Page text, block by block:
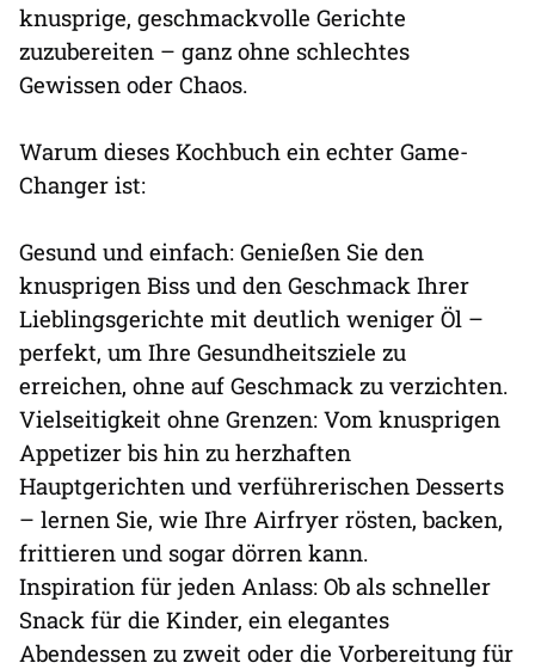
knusprige, geschmackvolle Gerichte
zuzubereiten – ganz ohne schlechtes
Gewissen oder Chaos.
Warum dieses Kochbuch ein echter Game-
Changer ist:
Gesund und einfach: Genießen Sie den
knusprigen Biss und den Geschmack Ihrer
Lieblingsgerichte mit deutlich weniger Öl –
perfekt, um Ihre Gesundheitsziele zu
erreichen, ohne auf Geschmack zu verzichten.
Vielseitigkeit ohne Grenzen: Vom knusprigen
Appetizer bis hin zu herzhaften
Hauptgerichten und verführerischen Desserts
– lernen Sie, wie Ihre Airfryer rösten, backen,
frittieren und sogar dörren kann.
Inspiration für jeden Anlass: Ob als schneller
Snack für die Kinder, ein elegantes
Abendessen zu zweit oder die Vorbereitung für